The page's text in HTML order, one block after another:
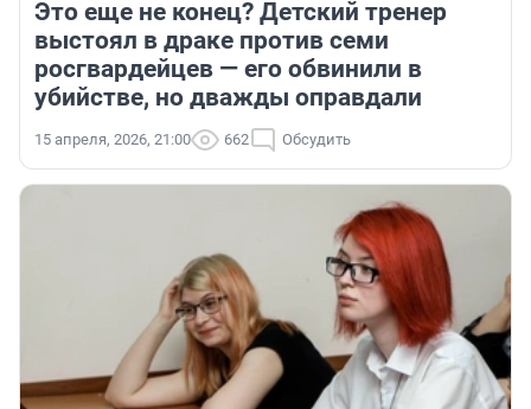
Это еще не конец? Детский тренер
выстоял в драке против семи
росгвардейцев — его обвинили в
убийстве, но дважды оправдали
15 апреля, 2026, 21:00 662 Обсудить